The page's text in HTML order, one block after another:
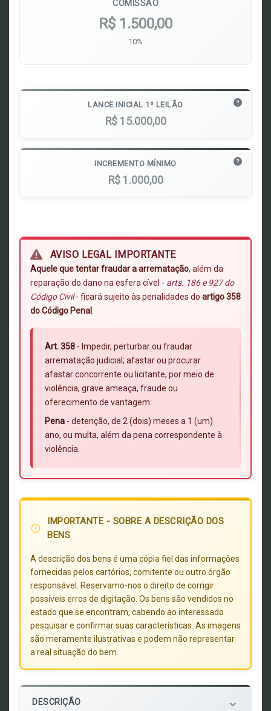
COMISSÃO
R$ 1.500,00
10%
LANCE INICIAL 1º LEILÃO
R$ 15.000,00
INCREMENTO MÍNIMO
R$ 1.000,00
AVISO LEGAL IMPORTANTE
Aquele que tentar fraudar a arrematação, além da
reparação do dano na esfera cível - arts. 186 e 927 do
Código Civil- ficará sujeito às penalidades do artigo 358
do Código Penal:
Art. 358 - Impedir, perturbar ou fraudar
arrematação judicial; afastar ou procurar
afastar concorrente ou licitante, por meio de
violência, grave ameaça, fraude ou
oferecimento de vantagem:
Pena - detenção, de 2 (dois) meses a 1 (um)
ano, ou multa, além da pena correspondente à
violência.
error_outline
IMPORTANTE - SOBRE A DESCRIÇÃO DOS
BENS
A descrição dos bens é uma cópia fiel das informações
fornecidas pelos cartórios, comitente ou outro órgão
responsável. Reservamo-nos o direito de corrigir
possíveis erros de digitação. Os bens são vendidos no
estado que se encontram, cabendo ao interessado
pesquisar e confirmar suas características. As imagens
são meramente ilustrativas e podem não representar
a real situação do bem.
DESCRIÇÃO keyboard_arrow_down